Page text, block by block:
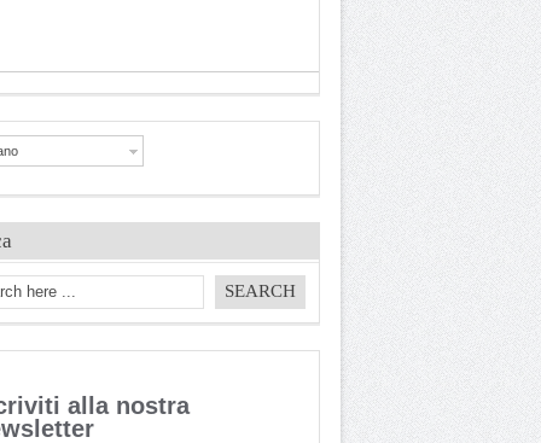
alla nostra